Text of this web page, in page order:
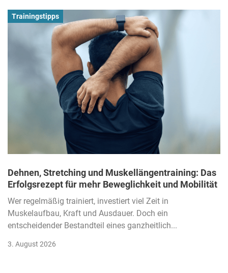
Trainingstipps
Dehnen, Stretching und Muskellängentraining: Das
Erfolgsrezept für mehr Beweglichkeit und Mobilität
Wer regelmäßig trainiert, investiert viel Zeit in
Muskelaufbau, Kraft und Ausdauer. Doch ein
entscheidender Bestandteil eines ganzheitlich...
3. August 2026